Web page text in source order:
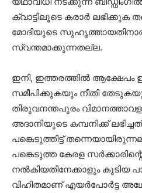
ക്വാട്ടിലൂടെ കരാര്‍
മോദിയുടെ സുഹൃത്തായതിനാല്‍
സ്വന്തമാക്കുന്നതല്ല.
ഇനി, ഇത്തരത്തില്‍ ആക്ഷേപം
സമീപിക്കുകയും നീതി
തിരുവനന്തപുരം
അദാനിയുടെ കമ്പനിക്ക് ലഭിച്ചത്
പങ്കെടുത്തിട്ട്
പങ്കെടുത്ത കേരള
നല്‍കിയതിനേക്കാളും കൂടിയ
വിഹിതമാണ് എയര്‍പോര്‍ട്ട